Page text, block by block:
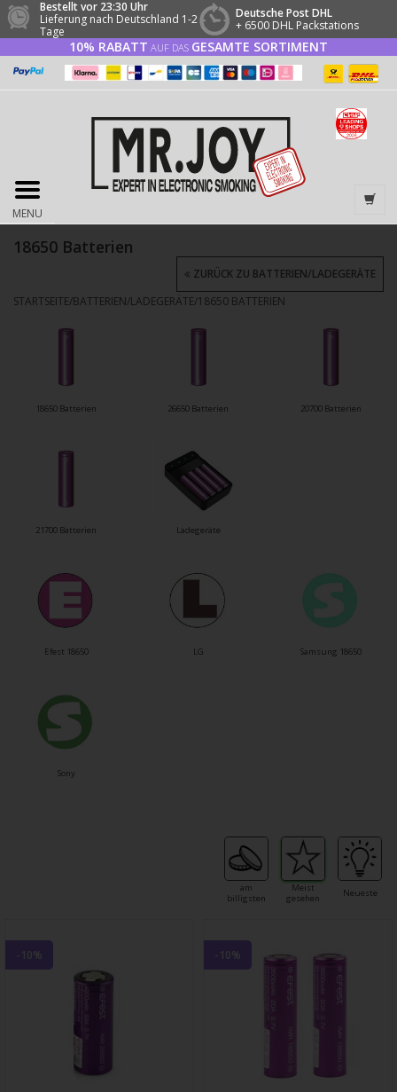
Bestellt vor 23:30 Uhr
Lieferung nach Deutschland 1-2
Tage
Deutsche Post DHL
+ 6500 DHL Packstations
10% RABATT AUF DAS GESAMTE SORTIMENT
MENU
18650 Batterien
STARTSEITE/BATTERIEN/LADEGERÄTE/18650 BATTERIEN
ZURÜCK ZU BATTERIEN/LADEGERÄTE
18650 Batterien 26650 Batterien 20700 Batterien
21700 Batterien Ladegeräte
Efest 18650 LG Samsung 18650
Sony
am
billigsten
Meist
gesehen
Neueste
-10% -10%